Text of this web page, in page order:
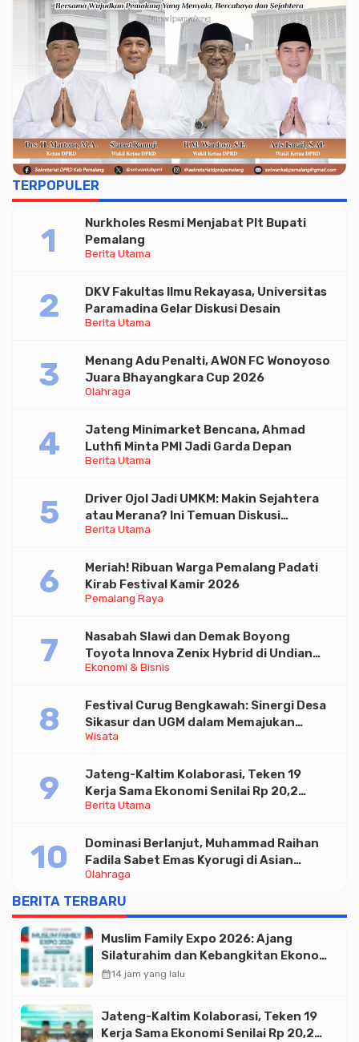
TERPOPULER
Berita Utama
Nurkholes Resmi Menjabat Plt Bupati
Pemalang
Berita Utama
DKV Fakultas Ilmu Rekayasa, Universitas
Paramadina Gelar Diskusi Desain
Olahraga
Menang Adu Penalti, AWON FC Wonoyoso
Juara Bhayangkara Cup 2026
Berita Utama
Jateng Minimarket Bencana, Ahmad
Luthfi Minta PMI Jadi Garda Depan
Berita Utama
Driver Ojol Jadi UMKM: Makin Sejahtera
atau Merana? Ini Temuan Diskusi
Paramadina
Pemalang Raya
Meriah! Ribuan Warga Pemalang Padati
Kirab Festival Kamir 2026
Ekonomi & Bisnis
Nasabah Slawi dan Demak Boyong
Toyota Innova Zenix Hybrid di Undian
Tabungan Bima Bank Jateng
Wisata
Festival Curug Bengkawah: Sinergi Desa
Sikasur dan UGM dalam Memajukan
Wisata serta UMKM Lokal
Berita Utama
Jateng-Kaltim Kolaborasi, Teken 19
Kerja Sama Ekonomi Senilai Rp 20,2
Triliun
Olahraga
Dominasi Berlanjut, Muhammad Raihan
Fadila Sabet Emas Kyorugi di Asian
Taekwondo Indonesia Open 2026
BERITA TERBARU
Muslim Family Expo 2026: Ajang
Silaturahim dan Kebangkitan Ekonomi
Halal di Jakarta
calendar_month14 jam yang lalu
Jateng-Kaltim Kolaborasi, Teken 19
Kerja Sama Ekonomi Senilai Rp 20,2